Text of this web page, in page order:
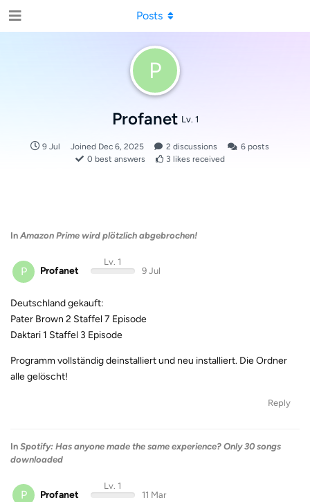
P
Profanet Lv. 1
9 Jul Joined Dec 6, 2025 2 discussions 6 posts
0 best answers 3 likes received
Posts
In Amazon Prime wird plötzlich abgebrochen!
P Profanet
Lv. 1
9 Jul
Deutschland gekauft:
Pater Brown 2 Staffel 7 Episode
Daktari 1 Staffel 3 Episode
Programm vollständig deinstalliert und neu installiert. Die Ordner
alle gelöscht!
Reply
In Spotify: Has anyone made the same experience? Only 30 songs
downloaded
P Profanet
Lv. 1
11 Mar